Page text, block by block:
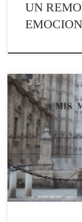
UN
eday,#weddings,
#sonya7siii,